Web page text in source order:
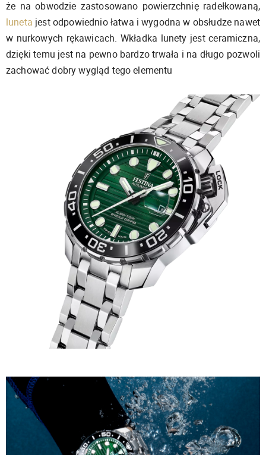
że na obwodzie zastosowano powierzchnię radełkowaną,
luneta jest odpowiednio łatwa i wygodna w obsłudze nawet
w nurkowych rękawicach. Wkładka lunety jest ceramiczna,
dzięki temu jest na pewno bardzo trwała i na długo pozwoli
zachować dobry wygląd tego elementu